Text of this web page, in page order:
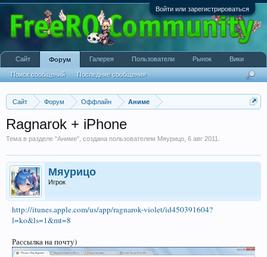
Войти или зарегистрироваться
Сайт Форум Оффлайн Аниме
Ragnarok + iPhone
Тема в разделе "Аниме", создана пользователем Мяурицо 6 авг 2011
Мяурицо
Игрок
http://itunes.apple.com/us/app/ragnarok-violet/id450391604?
l=ko&ls=1&mt=8
Рассылка на почту)
Сайт Форум
Поиск сообщений Последние сообщения
Галерея Пользователи Рынок Вики